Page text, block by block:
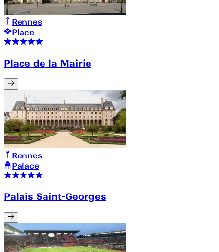
Rennes
Place
Place de la Mairie
Rennes
Palace
Palais Saint-Georges